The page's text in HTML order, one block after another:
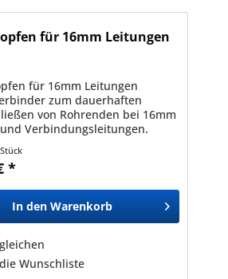
für 16mm Leitungen
für 16mm Leitungen
zum dauerhaften
von Rohrenden bei 16mm
Verbindungsleitungen.
an denen Sie ein Formteil
möchten. Wichtiger...
*
In den Warenkorb
Wunschliste